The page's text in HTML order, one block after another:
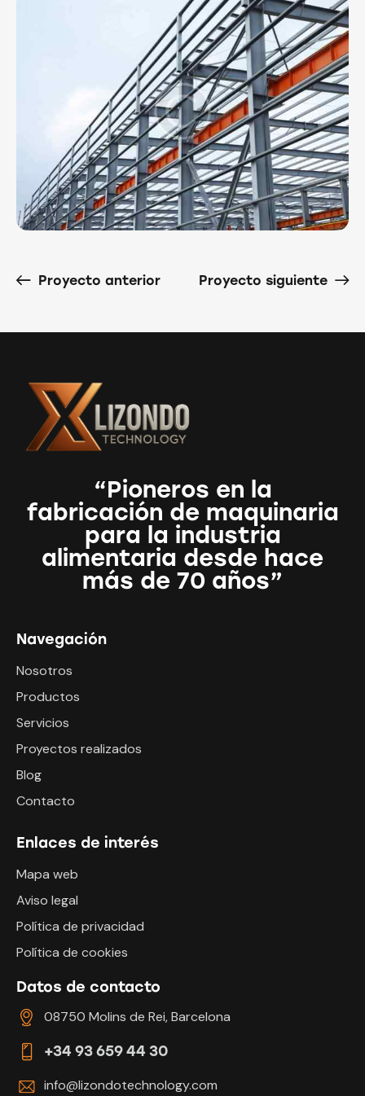
Proyecto anterior Proyecto siguiente
“Pioneros en la
fabricación de maquinaria
para la industria
alimentaria desde hace
más de 70 años”
Navegación
Nosotros
Productos
Servicios
Proyectos realizados
Blog
Contacto
Enlaces de interés
Mapa web
Aviso legal
Política de privacidad
Política de cookies
Datos de contacto
08750 Molins de Rei, Barcelona
+34 93 659 44 30
info@lizondotechnology.com